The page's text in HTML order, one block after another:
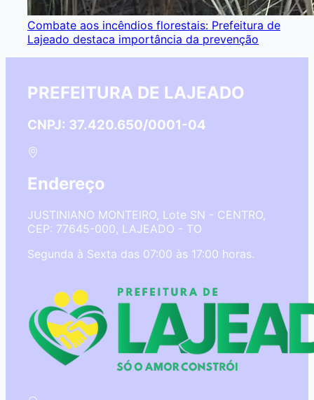
Combate aos incêndios florestais: Prefeitura de
Lajeado destaca importância da prevenção
PREFEITURA DE LAJEADO
CNPJ: 37.420.650/0001-04
Endereço
JUSTINIANO MONTEIRO, Lote SN - CENTRO,
CEP: 77645-000, LAJEADO - TO
Segunda à Sexta das 07:00 às 17:00 horas.